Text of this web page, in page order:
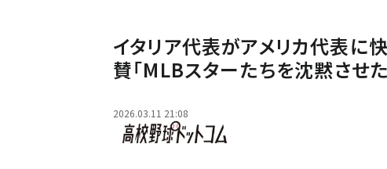
イタリア代表がアメリカ代表に
賛｢MLBスターたちを沈黙させた
2026.03.11 21:08